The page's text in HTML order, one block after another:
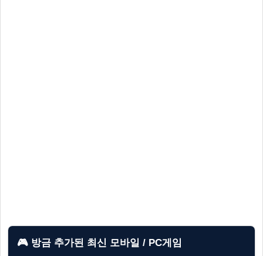
🎮 방금 추가된 최신 모바일 / PC게임